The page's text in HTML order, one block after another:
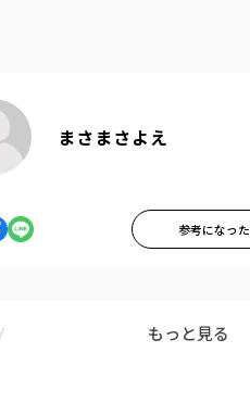
まさまさよえ
参考になった
もっと見る